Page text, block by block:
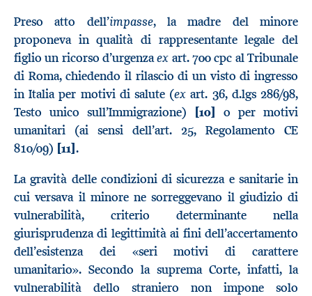
Preso atto dell’impasse, la madre del minore
proponeva in qualità di rappresentante legale del
figlio un ricorso d’urgenzaex art. 700 cpc al Tribunale
di Roma, chiedendo il rilascio di un visto di ingresso
in Italia per motivi di salute (ex art. 36, d.lgs 286/98,
Testo unico sull’Immigrazione)
[10]
o per motivi
umanitari (ai sensi dell’art. 25, Regolamento CE
810/09) [11].
La gravità delle condizioni di sicurezza e sanitarie in
cui versava il minore ne sorreggevano il giudizio di
vulnerabilità, criterio determinante nella
giurisprudenza di legittimità ai fini dell’accertamento
dell’esistenza dei «seri motivi di carattere
umanitario». Secondo la suprema Corte, infatti, la
vulnerabilità dello straniero non impone solo